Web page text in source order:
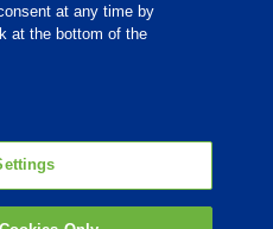
מדיניות פרטיות
at any time by
at the bottom of the